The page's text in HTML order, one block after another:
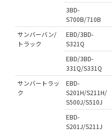
3BD-
S700B/710B
サンバーバン/
トラック
EBD/3BD-
S321Q
EBD/3BD-
331Q/S331Q
サンバートラッ
ク
EBD-
S201H/S211H/
S500J/S510J
EBD-
S201J/S211J